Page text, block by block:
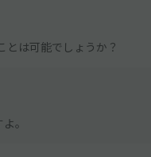
とは可能でしょうか？
。